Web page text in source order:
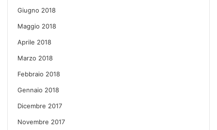
Giugno 2018
Maggio 2018
Aprile 2018
Marzo 2018
Febbraio 2018
Gennaio 2018
Dicembre 2017
Novembre 2017